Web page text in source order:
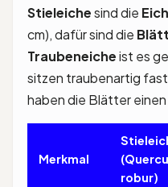
Stieleichesind die
cm), dafür sind die
Traubeneicheist es
sitzen traubenartig
haben die Blätter
Merkmal
robur)